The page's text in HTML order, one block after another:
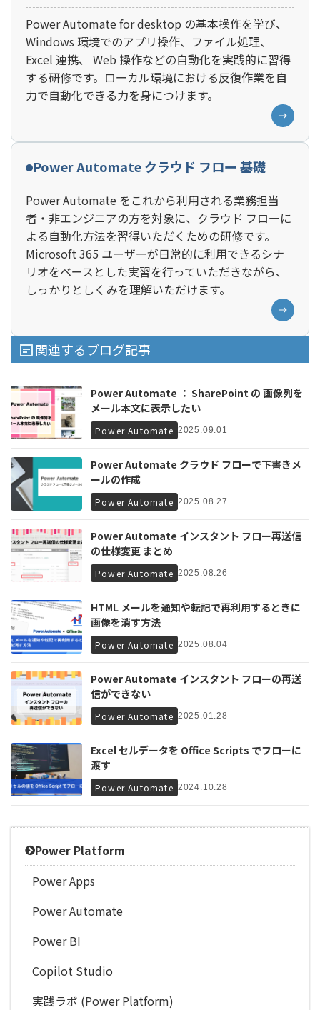
Power Automate for desktop の基本操作を学び、
Windows 環境でのアプリ操作、ファイル処理、
Excel 連携、 Web 操作などの自動化を実践的に習得
する研修です。ローカル環境における反復作業を自
力で自動化できる力を身につけます。
Power Automate クラウド フロー 基礎
Power Automate をこれから利用される業務担当
者・非エンジニアの方を対象に、クラウド フローに
よる自動化方法を習得いただくための研修です。
Microsoft 365 ユーザーが日常的に利用できるシナ
リオをベースとした実習を行っていただきながら、
しっかりとしくみを理解いただけます。
関連するブログ記事
Power Automate ： SharePoint の 画像列を
メール本文に表示したい
Power Automate 2025.09.01
Power Automate クラウド フローで下書きメ
ールの作成
Power Automate 2025.08.27
Power Automate インスタント フロー再送信
の仕様変更 まとめ
Power Automate 2025.08.26
HTML メールを通知や転記で再利用するときに
画像を消す方法
Power Automate 2025.08.04
Power Automate インスタント フローの再送
信ができない
Power Automate 2025.01.28
Excel セルデータを Office Scripts でフローに
渡す
Power Automate 2024.10.28
Power Platform
Power Apps
Power Automate
Power BI
Copilot Studio
実践ラボ (Power Platform)